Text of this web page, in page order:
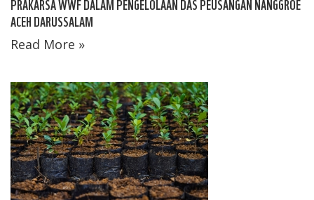
PRAKARSA WWF DALAM PENGELOLAAN DAS PEUSANGAN NANGGROE
ACEH DARUSSALAM
Read More »